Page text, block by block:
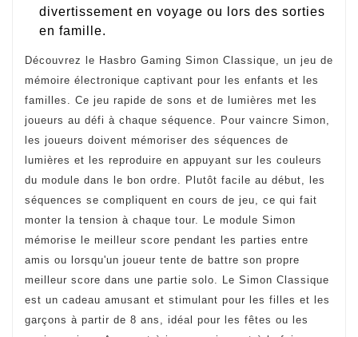
divertissement en voyage ou lors des sorties
en famille.
Découvrez le Hasbro Gaming Simon Classique, un jeu de
mémoire électronique captivant pour les enfants et les
familles. Ce jeu rapide de sons et de lumières met les
joueurs au défi à chaque séquence. Pour vaincre Simon,
les joueurs doivent mémoriser des séquences de
lumières et les reproduire en appuyant sur les couleurs
du module dans le bon ordre. Plutôt facile au début, les
séquences se compliquent en cours de jeu, ce qui fait
monter la tension à chaque tour. Le module Simon
mémorise le meilleur score pendant les parties entre
amis ou lorsqu'un joueur tente de battre son propre
meilleur score dans une partie solo. Le Simon Classique
est un cadeau amusant et stimulant pour les filles et les
garçons à partir de 8 ans, idéal pour les fêtes ou les